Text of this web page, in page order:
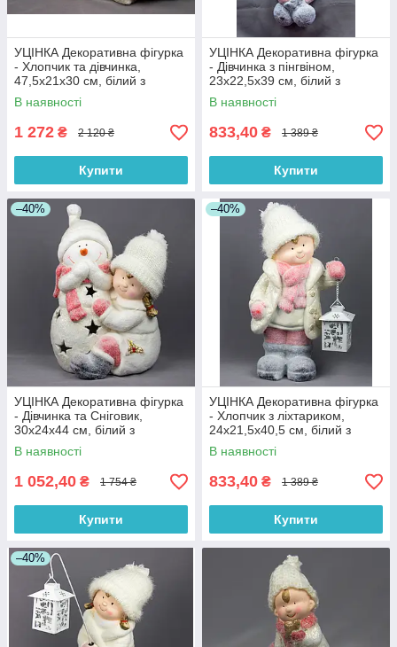
УЦІНКА Декоративна фігурка
- Хлопчик та дівчинка,
47,5x21x30 см, білий з
рожевим, магнезія (920043)
В наявності
1 272 ₴ 2 120 ₴
Купити
УЦІНКА Декоративна фігурка
- Дівчинка з пінгвіном,
23x22,5x39 см, білий з
рожевим, магнезія (920074)
В наявності
833,40 ₴ 1 389 ₴
Купити
–40%
УЦІНКА Декоративна фігурка
- Дівчинка та Сніговик,
30x24x44 см, білий з
рожевим, магнезія (920081)
В наявності
1 052,40 ₴ 1 754 ₴
Купити
–40%
УЦІНКА Декоративна фігурка
- Хлопчик з ліхтариком,
24x21,5x40,5 см, білий з
рожевим, магнезія (920098)
В наявності
833,40 ₴ 1 389 ₴
Купити
–40%